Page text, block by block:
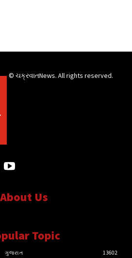
© ચક્રવાતNews. All rights reserved.
About Us
Topic
ગુજરાત 13602